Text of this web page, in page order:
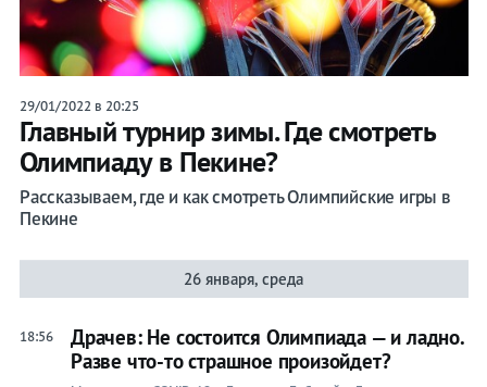
29/01/2022 в 20:25
Главный турнир зимы. Где смотреть
Олимпиаду в Пекине?
Рассказываем, где и как смотреть Олимпийские игры в
Пекине
26 января, среда
18:56
Драчев: Не состоится Олимпиада — и ладно.
Разве что-то страшное произойдет?